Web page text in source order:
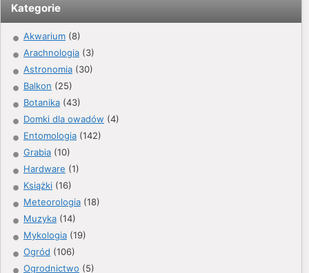
Kategorie
Akwarium (8)
Arachnologia (3)
Astronomia (30)
Balkon (25)
Botanika (43)
Domki dla owadów (4)
Entomologia (142)
Grabia (10)
Hardware (1)
Książki (16)
Meteorologia (18)
Muzyka (14)
Mykologia (19)
Ogród (106)
Ogrodnictwo (5)